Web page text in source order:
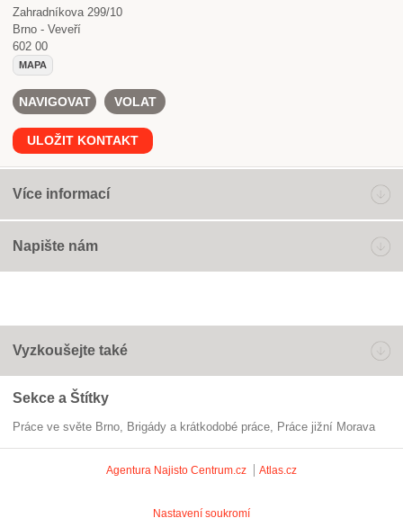
Zahradníkova 299/10
Brno - Veveří
602 00
MAPA
NAVIGOVAT VOLAT
ULOŽIT KONTAKT
Více informací
Napište nám
Vyzkoušejte také
Sekce a Štítky
Práce ve světe Brno Brigády a krátkodobé práce práce jižní Morava
Agentura Najisto Centrum.cz Atlas.cz
Nastavení soukromí